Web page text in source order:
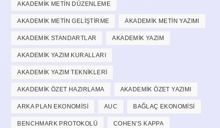
AKADEMIK METIN DÜZENLEME
AKADEMIK METIN GELIŞTIRME AKADEMIK METIN YAZIMI
AKADEMIK STANDARTLAR AKADEMIK YAZIM
AKADEMIK YAZIM KURALLARI
AKADEMIK YAZIM TEKNIKLERI
AKADEMIK ÖZET HAZIRLAMA AKADEMIK ÖZET YAZIMI
ARKA PLAN EKONOMISI AUC BAĞLAÇ EKONOMISI
BENCHMARK PROTOKOLÜ COHEN’S KAPPA